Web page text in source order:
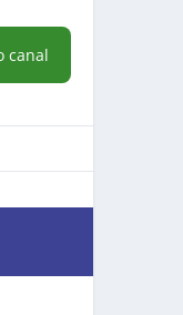
canal